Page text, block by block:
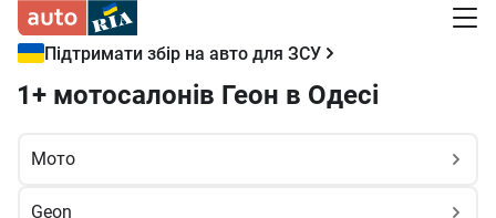
Підтримати збір на авто для ЗСУ
1+ мотосалонів Геон в Одесі